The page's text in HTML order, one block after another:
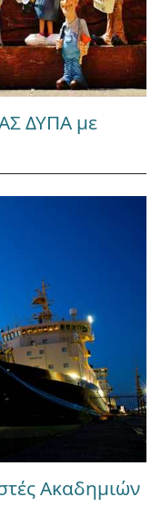
ΔΥΠΑ με
Ακαδημιών